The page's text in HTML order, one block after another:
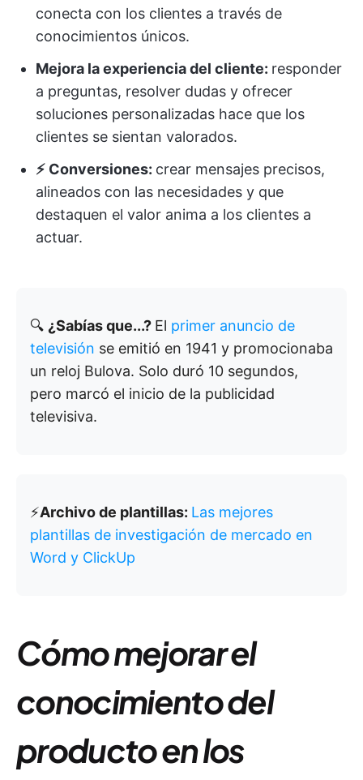
conecta con los clientes a través de
conocimientos únicos.
Mejora la experiencia del cliente: responder
a preguntas, resolver dudas y ofrecer
soluciones personalizadas hace que los
clientes se sientan valorados.
⚡️ Conversiones: crear mensajes precisos,
alineados con las necesidades y que
destaquen el valor anima a los clientes a
actuar.
🔍 ¿Sabías que...? El primer anuncio de
televisión se emitió en 1941 y promocionaba
un reloj Bulova. Solo duró 10 segundos,
pero marcó el inicio de la publicidad
televisiva.
⚡️Archivo de plantillas: Las mejores
plantillas de investigación de mercado en
Word y ClickUp
Cómo mejorar el
conocimiento del
producto en los